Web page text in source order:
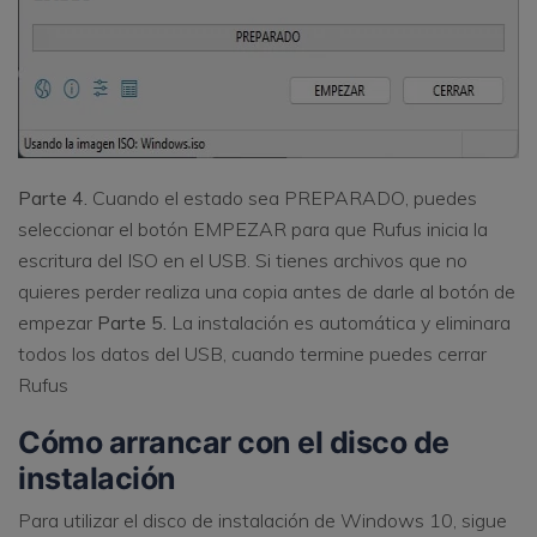
Parte 4. Cuando el estado sea PREPARADO, puedes
seleccionar el botón EMPEZAR para que Rufus inicia la
escritura del ISO en el USB. Si tienes archivos que no
quieres perder realiza una copia antes de darle al botón de
empezar Parte 5. La instalación es automática y eliminara
todos los datos del USB, cuando termine puedes cerrar
Rufus
Cómo arrancar con el disco de
instalación
Para utilizar el disco de instalación de Windows 10, sigue